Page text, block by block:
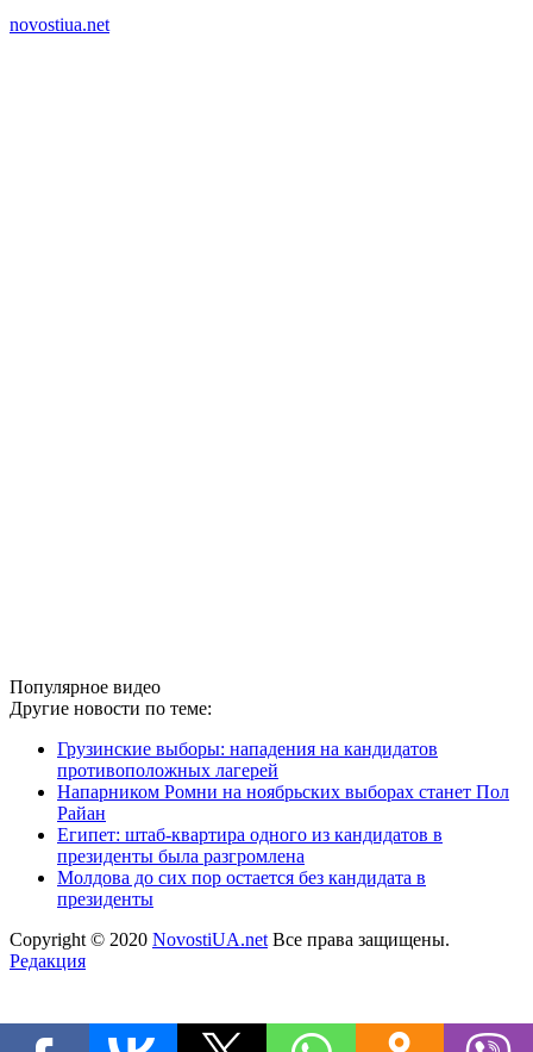
novostiua.net
Популярное видео
Другие новости по теме:
Грузинские выборы: нападения на кандидатов
противоположных лагерей
Напарником Ромни на ноябрьских выборах станет Пол
Райан
Египет: штаб-квартира одного из кандидатов в
президенты была разгромлена
Молдова до сих пор остается без кандидата в
президенты
Copyright © 2020 NovostiUA.net Все права защищены.
Редакция